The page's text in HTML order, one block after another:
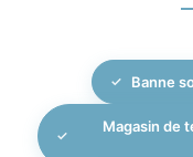
décoratifs,
les mesures
mesure et installé
souci du détail, de
Banne
Magasin de